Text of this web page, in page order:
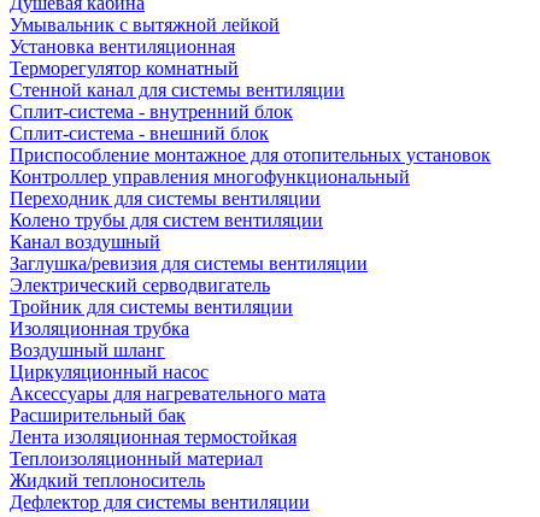
Умывальник с вытяжной лейкой
Установка вентиляционная
Терморегулятор комнатный
Стенной канал для системы вентиляции
Сплит-система - внутренний блок
Сплит-система - внешний блок
Приспособление монтажное для отопительных установок
Контроллер управления многофункциональный
Переходник для системы вентиляции
Колено трубы для систем вентиляции
Канал воздушный
Заглушка/ревизия для системы вентиляции
Электрический серводвигатель
Тройник для системы вентиляции
Изоляционная трубка
Воздушный шланг
Циркуляционный насос
Аксессуары для нагревательного мата
Расширительный бак
Лента изоляционная термостойкая
Теплоизоляционный материал
Жидкий теплоноситель
Дефлектор для системы вентиляции